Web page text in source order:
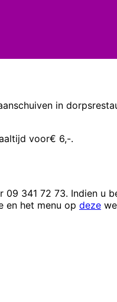
in
voor€ 6,-.
341 72 73. Indien u
en het menu op deze